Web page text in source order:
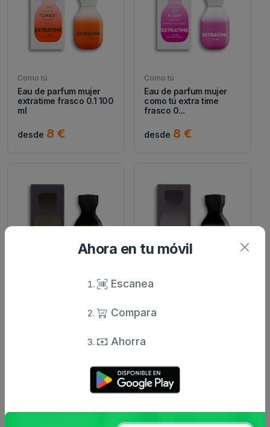
Como tú
Eau de parfum mujer
extratime frasco 0.1 100
ml
desde 8 €
Como tú
Eau de parfum mujer
como tú extra time
frasco 0...
desde 8 €
como tú viento frasco
Como tú
0.1...
desde
Ahora en tu móvil
Escanea
Compara
Ahorra